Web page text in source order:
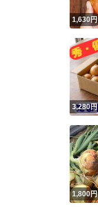
1,630円
3,280円
1,800円